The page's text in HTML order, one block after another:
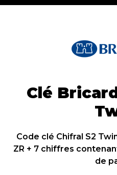
Clé
Code clé Chifral S2
ZR + 7 chiffres
de